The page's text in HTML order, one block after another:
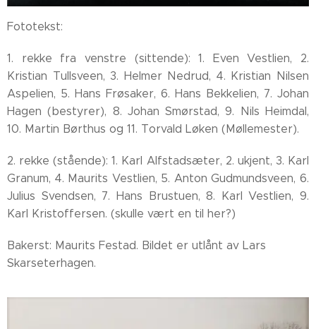
Fototekst:
1. rekke fra venstre (sittende): 1. Even Vestlien, 2.
Kristian Tullsveen, 3. Helmer Nedrud, 4. Kristian Nilsen
Aspelien, 5. Hans Frøsaker, 6. Hans Bekkelien, 7. Johan
Hagen (bestyrer), 8. Johan Smørstad, 9. Nils Heimdal,
10. Martin Børthus og 11. Torvald Løken (Møllemester).
2. rekke (stående): 1. Karl Alfstadsæter, 2. ukjent, 3. Karl
Granum, 4. Maurits Vestlien, 5. Anton Gudmundsveen, 6.
Julius Svendsen, 7. Hans Brustuen, 8. Karl Vestlien, 9.
Karl Kristoffersen. (skulle vært en til her?)
Bakerst: Maurits Festad. Bildet er utlånt av Lars
Skarseterhagen.